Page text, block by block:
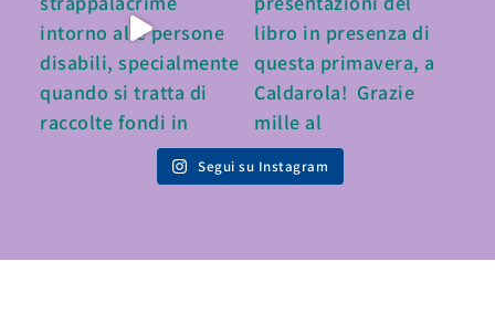
Segui su Instagram